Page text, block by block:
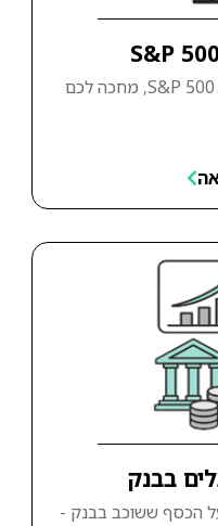
המדריך המלא לאיך להשקיע ב- S&P 500, מחכה לכם
בבנק
הכסף ששוכב בבנק -